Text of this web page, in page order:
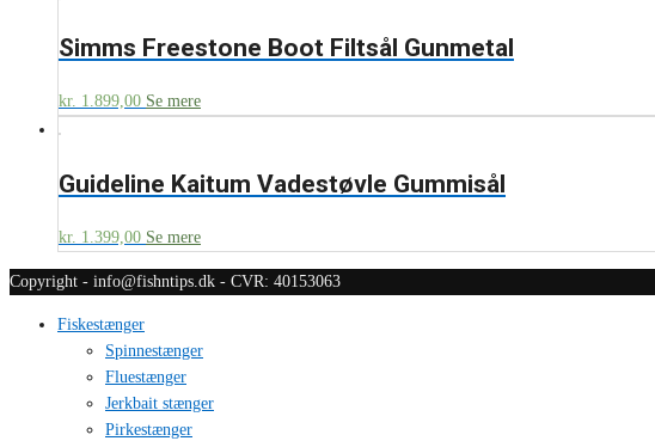
Simms Freestone Boot Filtsål Gunmetal
kr. 1.899,00 Se mere
Guideline Kaitum Vadestøvle Gummisål
kr. 1.399,00 Se mere
Copyright - info@fishntips.dk - CVR: 40153063
Fiskestænger
Spinnestænger
Fluestænger
Jerkbait stænger
Pirkestænger